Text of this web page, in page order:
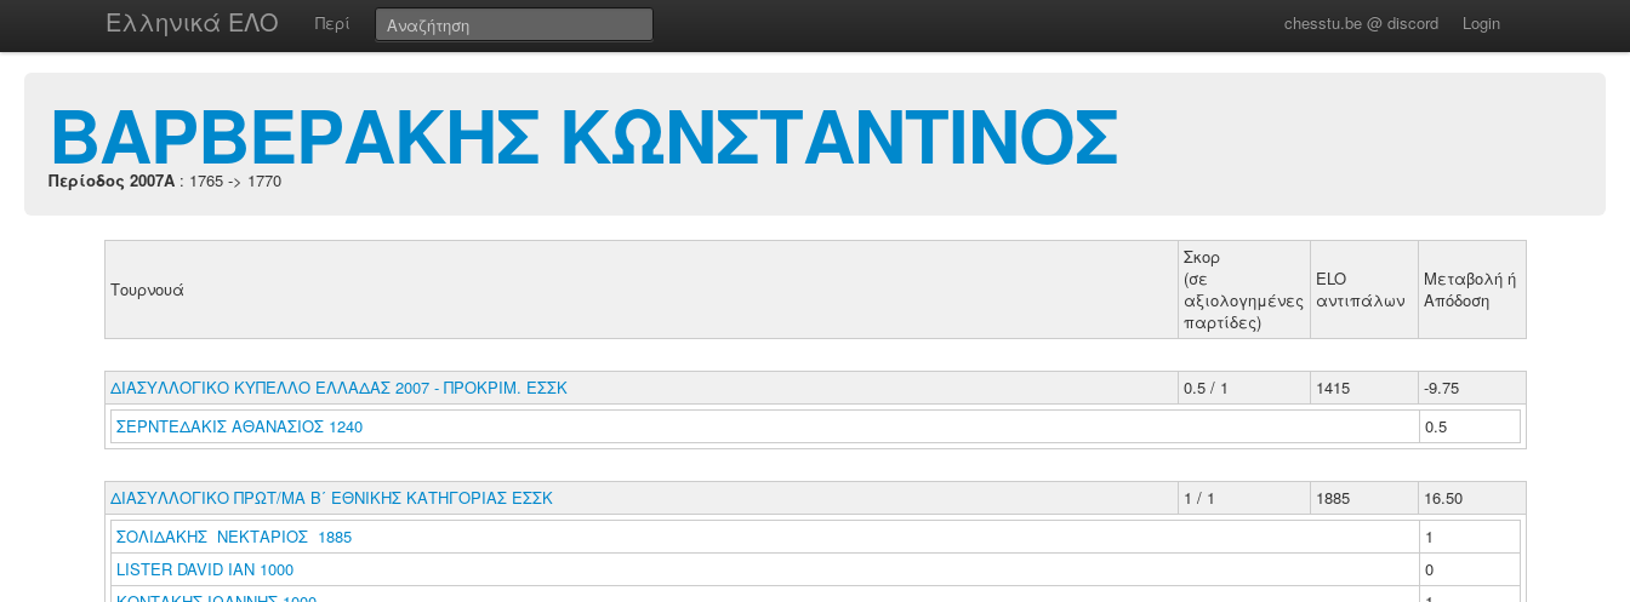
Ελληνικά ΕΛΟ Περί chesstu.be @ discord Login
ΒΑΡΒΕΡΑΚΗΣ ΚΩΝΣΤΑΝΤΙΝΟΣ
Περίοδος 2007A : 1765 -> 1770
Τουρνουά
Σκορ
(σε
αξιολογημένες
παρτίδες)
ELO
αντιπάλων
Μεταβολή ή
Απόδοση
ΔΙΑΣΥΛΛΟΓΙΚΟ ΚΥΠΕΛΛΟ ΕΛΛΑΔΑΣ 2007 - ΠΡΟΚΡΙΜ. ΕΣΣΚ 0.5 / 1 1415
-9.75
ΣΕΡΝΤΕΔΑΚΙΣ ΑΘΑΝΑΣΙΟΣ 1240
0.5
ΔΙΑΣΥΛΛΟΓΙΚΟ ΠΡΩΤ/ΜΑ Β΄ ΕΘΝΙΚΗΣ ΚΑΤΗΓΟΡΙΑΣ ΕΣΣΚ 1 / 1 1885
16.50
ΣΟΛΙΔΑΚΗΣ ΝΕΚΤΑΡΙΟΣ 1885
1
LISTER DAVID IAN 1000
0